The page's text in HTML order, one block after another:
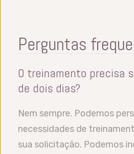
Perguntas
O treinamento precisa
de dois dias?
Nem sempre. Podemos
necessidades de
sua solicitação. Podemos